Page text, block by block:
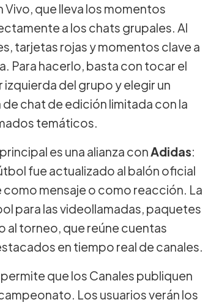
que lleva los momentos
a los chats grupales. Al
tarjetas rojas y momentos clave a
Para hacerlo, basta con tocar el
del grupo y elegir un
chat de edición limitada con la
temáticos.
es una alianza con Adidas:
fue actualizado al balón oficial
como mensaje o como reacción. La
para las videollamadas, paquetes
torneo, que reúne cuentas
en tiempo real de canales.
que los Canales publiquen
Los usuarios verán los